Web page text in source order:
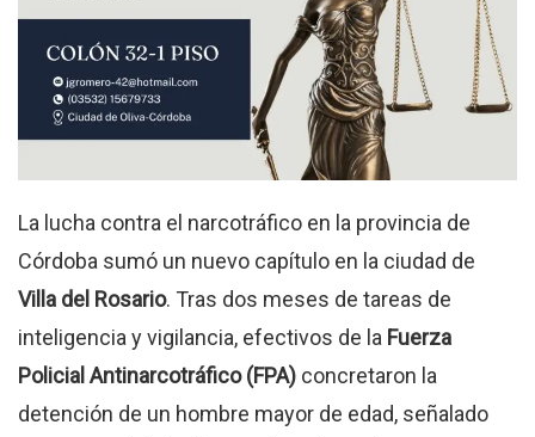
La lucha contra el narcotráfico en la provincia de
Córdoba sumó un nuevo capítulo en la ciudad de
Villa del Rosario. Tras dos meses de tareas de
inteligencia y vigilancia, efectivos de la Fuerza
Policial Antinarcotráfico (FPA) concretaron la
detención de un hombre mayor de edad, señalado